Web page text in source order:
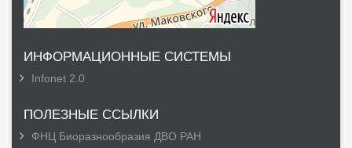
ИНФОРМАЦИОННЫЕ СИСТЕМЫ
Infonet 2.0
ПОЛЕЗНЫЕ ССЫЛКИ
ФНЦ Биоразнообразия ДВО РАН